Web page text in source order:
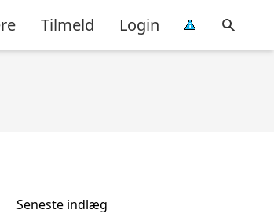
Tilmeld Login
Seneste indlæg